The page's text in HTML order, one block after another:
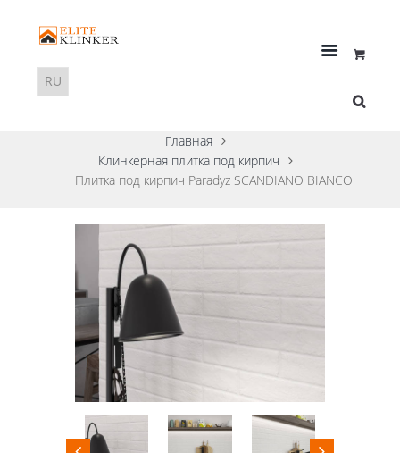
Главная
Клинкерная плитка под кирпич
Плитка под кирпич Paradyz SCANDIANO BIANCO